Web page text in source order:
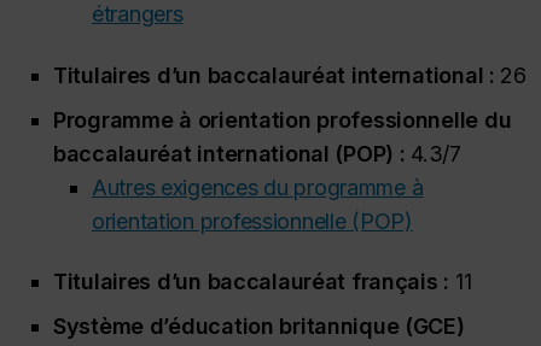
étrangers
Titulaires d’un baccalauréat international : 26
Programme à orientation professionnelle du
baccalauréat international (POP) : 4.3/7
Autres exigences du programme à
orientation professionnelle (POP)
Titulaires d’un baccalauréat français : 11
Système d’éducation britannique (GCE)